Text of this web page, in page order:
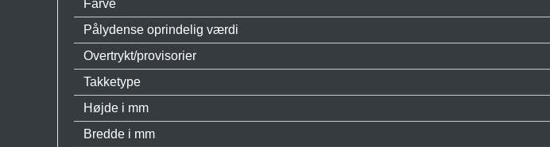
Farve
Pålydense oprindelig værdi
Overtrykt/provisorier
Takketype
Højde i mm
Bredde i mm